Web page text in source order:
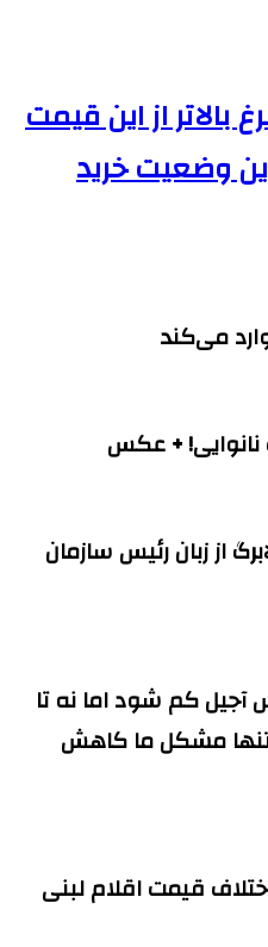
از این قیمت
وضعیت خرید
می‌کند
از زبان رئیس سازمان
کم شود اما نه تا
تنها مشکل ما کاهش
قیمت اقلام لبنی